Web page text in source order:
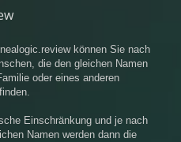
können Sie nach
die den gleichen Namen
oder eines anderen
Einschränkung und je nach
Namen werden dann die